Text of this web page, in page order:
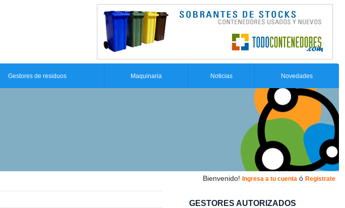
Gestores de residuos Maquinaria Noticias Novedades
Bienvenido! Ingresa a tu cuenta ó Registrate
GESTORES AUTORIZADOS